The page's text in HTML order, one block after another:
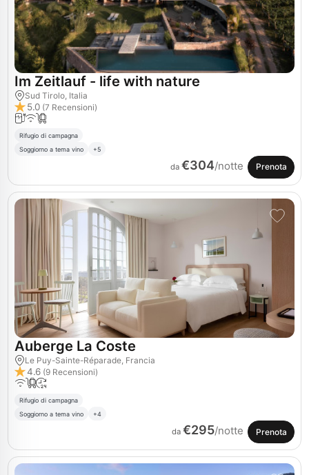
Im Zeitlauf - life with nature
Sud Tirolo, Italia
5.0 (7 Recensioni)
Rifugio di campagna
Soggiorno a tema vino
+5
da €304/notte Prenota
Auberge La Coste
Le Puy-Sainte-Réparade, Francia
4.6 (9 Recensioni)
Rifugio di campagna
Soggiorno a tema vino
+4
da €295/notte Prenota